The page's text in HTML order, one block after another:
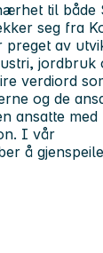
til både
seg fra
preget av
jordbruk
verdiord
og de
ansatte med
I vår
å